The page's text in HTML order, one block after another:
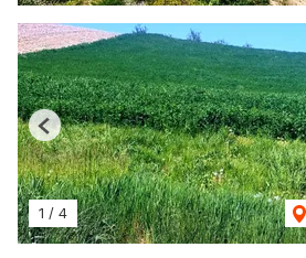
1 / 4
Previous